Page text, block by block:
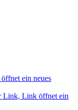
ein neues
Link, Link öffnet ein